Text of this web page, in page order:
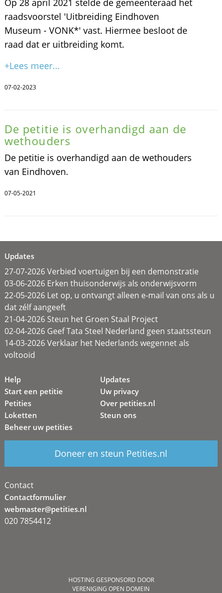
raadsvoorstel 'Uitbreiding Eindhoven
Museum - VONK*' vast. Hiermee besloot de
raad dat er uitbreiding komt.
+Lees meer...
07-02-2023
De petitie is overhandigd aan de
wethouders
De petitie is overhandigd aan de wethouders
van Eindhoven.
07-05-2021
Updates
27-07-2026 Verbied voertuigen bij een demonstratie
03-06-2026 Erken thuisonderwijs als onderwijsvorm
22-05-2026 Let op, u ontvangt alleen e-mail van ons als u
dat zélf aangeeft
21-04-2026 Steun het Groen Staal Project
02-04-2026 Geef Tata Steel Nederland geen staatssteun
14-03-2026 Verklaar het Nederlands wegennet als
voltooid
Help
Start een petitie
Petities
Loketten
Beheer uw petities
Updates
Uw privacy
Over petities.nl
Steun ons
Doneer en steun Petities.nl
Contact
Contactformulier
webmaster@petities.nl
020 7854412
HOSTING GESPONSORD DOOR
VERENIGING OPEN DOMEIN